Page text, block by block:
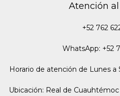
Atención
+52 762
WhatsApp: +52
Horario de atención de Lunes a
Ubicación: Real de